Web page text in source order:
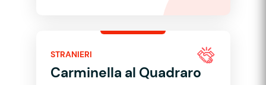
STRANIERI
Carminella al Quadraro